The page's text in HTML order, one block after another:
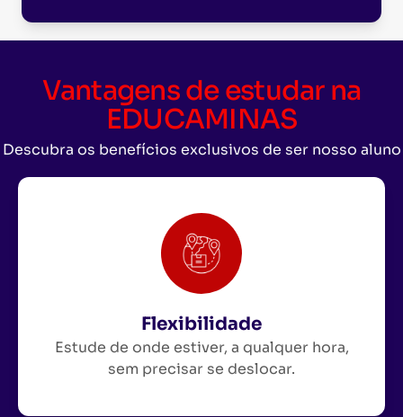
Vantagens de estudar na
EDUCAMINAS
Descubra os benefícios exclusivos de ser nosso aluno
Flexibilidade
Estude de onde estiver, a qualquer hora,
sem precisar se deslocar.